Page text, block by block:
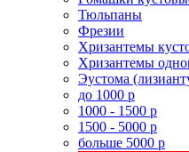
Тюльпаны
Фрезии
Хризантемы
Хризантемы
Эустома
до 1000 р
1000 - 1500 р
1500 - 5000 р
больше 5000 р